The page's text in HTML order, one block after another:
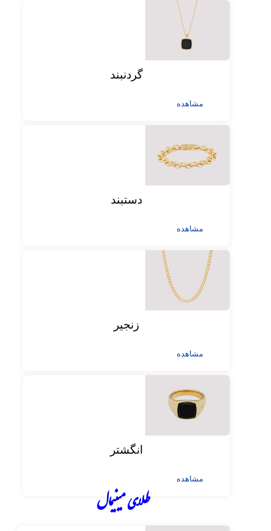
گردنبند
مشاهده
دستبند
مشاهده
زنجیر
مشاهده
انگشتر
مشاهده
طلای مینیمال